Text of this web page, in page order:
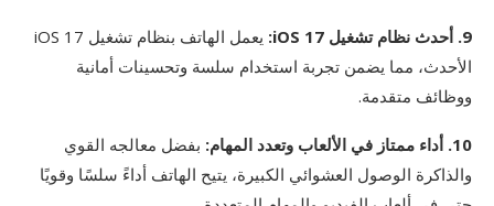
9. أحدث نظام تشغيل iOS 17:
يعمل الهاتف بنظام تشغيل iOS 17
الأحدث، مما يضمن تجربة استخدام سلسة وتحسينات أمانية
ووظائف متقدمة.
10. أداء ممتاز في الألعاب وتعدد المهام:
بفضل معالجه القوي
والذاكرة الوصول العشوائي الكبيرة، يتيح الهاتف أداءً سلسًا وقويًا